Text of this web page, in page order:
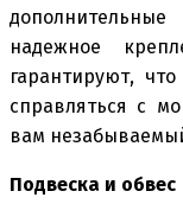
надежное
гарантируют,
справляться с
вам
Подвеска и обвес